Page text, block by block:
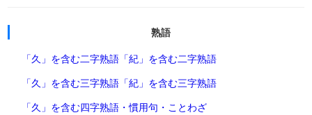
熟語
「久」を含む二字熟語 「紀」を含む二字熟語
「久」を含む三字熟語 「紀」を含む三字熟語
「久」を含む四字熟語・慣用句・ことわざ